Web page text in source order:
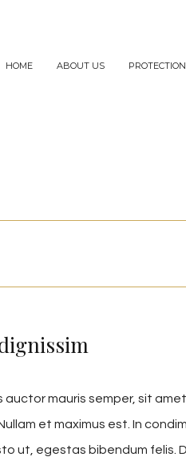
HOME ABOUT US PROTECTION
auctor mauris semper, sit
et maximus est. In
ut, egestas bibendum felis.